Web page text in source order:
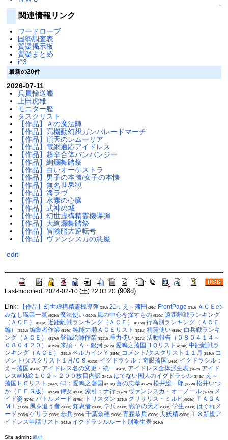
↑
関連情報リンク
ワードローブ
国勢調査表
質疑掲示板
質疑まとめ
i^3
最新の20件
2026-07-11
兵員輸送艦
上田虎雄
モニター艦
タスクリスト
【作品】Ａの魔法陣
【作品】高機動幻想ガンパレードマーチ
【作品】頂天のレムーリア
【作品】電網適応アイドレス
【作品】超辛合体バンバンジー
【作品】絢爛舞踏祭
【作品】白いオーケストラ
【作品】男子の本懐/女子の本懐
【作品】無名世界観
【作品】海ラヴ
【作品】水素の心臓
【作品】式神の城
【作品】幻世虚構精霊機導弾
【作品】大絢爛舞踏祭
【作品】冒険艦大逆転号
【作品】ヴァンシスカの悪魔
edit
Last-modified: 2024-02-10 (土) 22:03:20(908d)
Link: 【作品】幻世虚構精霊機導弾(26d) 21：え～藩国 (26d) FrontPage (78d)
ＡＣＥの
みなし職業一覧 (809d) 魔法使い(810d) 風の中心を探すもの(810d) 遠距離戦ランキング
（ＡＣＥ）
(812d) 近距離戦ランキング（ＡＣＥ） (812d) 行為別ランキング（ＡＣＥ
編）
(813d) 編集者作業 (814d) 純能力順ＡＣＥリスト (815d) 精霊使い(815d) 白兵戦ランキ
ング（ＡＣＥ）
(817d) 登録絵師作業 (817d) 理力使い(817d) 活動報告（０８０４１４～
０８０４２０）
(819d) 来須・Ａ・銀河 (820d) 愛鳴之藩国ＨＱリスト (824d) 中距離戦ラ
ンキング（ＡＣＥ）
(831d) ベルカインＹ (834d) コメント/タスクリスト１１月 (839d)
コ
メント/タスクリスト１月/０９
(839d) イグドラシル：奇眼藩国 (841d) イグドラシル：
え～藩国 (841d) アイドレス名の変更・統一(842d) アイドレス全体派生表(842d) アイド
レスwiki絵１０２～２００枚目内訳 (842d) はてない国人のイグドラシル(843d)
え～
藩国ＨＱリスト
(844d) 43：愛鳴之藩国 (851d) 蒼の忠孝(862d) 松井総一郎(865d) 松井いつ
か（ＦＥＧ版）
(865d) 侍女(866d) 索引：ナ行(867d) ヴァンシスカ・オーノール(874d)
メ
イド姿(874d) バトルメード (875d) トリスタン (876d) クリサリス・ミルヒ (908d)
ＴＡＧＡ
ＭＩ
(908d) 風を追う者(908d) 知恵者(908d) 学兵(908d) 戦争の天才 (908d) 学生 (908d) はぐれメ
ード (908d) ゲリラ (908d) 歩兵(908d) 千葉奈穂 (908d) 青森恭兵(908d) 犬妖精(908d)
Ｔ８新規ア
イドレス申請リスト
(918d) イグドラシルルート別派生表(919d)
Site admin: 風杜